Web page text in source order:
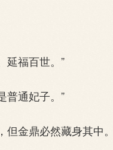
福百世。”
通妃子。”
金鼎必然藏身其中